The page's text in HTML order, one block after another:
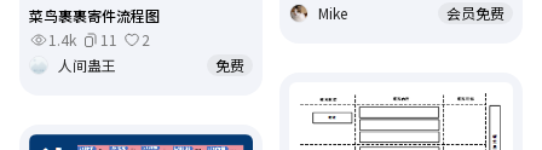
Mike
会员免费
菜鸟裹裹寄件流程图
1.4k
11
2
人间蛊王
免费